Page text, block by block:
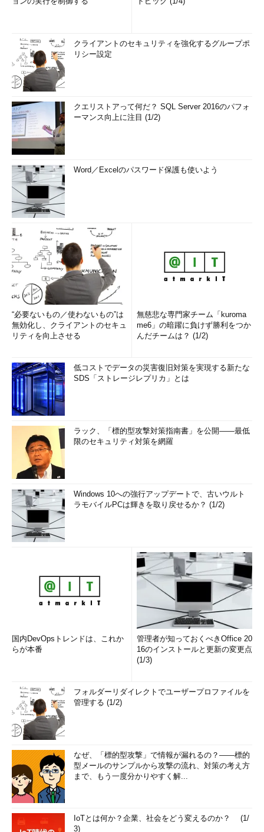
クライアントのセキュリティを強化するグループポ
リシー設定
クエリストアって何だ？ SQL Server 2016のパフォ
ーマンス向上に注目 (1/2)
Word／Excelのパスワード保護も使いよう
“必要ないもの／使わないもの”は
無効化し、クライアントのセキュ
リティを向上させる
無慈悲な専門家チーム「kuroma
me6」の暗躍に負けず勝利をつか
んだチームは？ (1/2)
低コストでデータの災害復旧対策を実現する新たな
SDS「ストレージレプリカ」とは
ラック、「標的型攻撃対策指南書」を公開――最低
限のセキュリティ対策を網羅
Windows 10への強行アップデートで、古いウルト
ラモバイルPCは輝きを取り戻せるか？ (1/2)
国内DevOpsトレンドは、これか
らが本番
管理者が知っておくべきOffice 20
16のインストールと更新の変更点
(1/3)
フォルダーリダイレクトでユーザープロファイルを
管理する (1/2)
なぜ、「標的型攻撃」で情報が漏れるの？――標的
型メールのサンプルから攻撃の流れ、対策の考え方
まで、もう一度分かりやすく解...
IoTとは何か？企業、社会をどう変えるのか？ (1/
3)